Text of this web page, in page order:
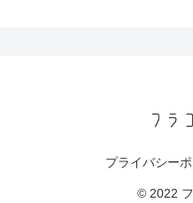
プライバシー
© 2022